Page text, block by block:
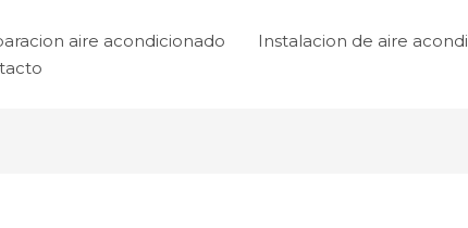
aire acondicionado Instalacion de aire